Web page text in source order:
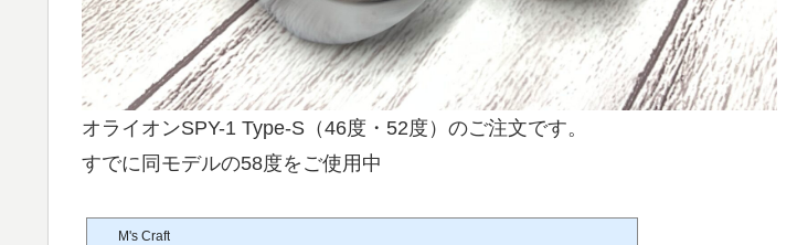
オライオンSPY-1 Type-S（46度・52度）のご注文です。
すでに同モデルの58度をご使用中
M's Craft